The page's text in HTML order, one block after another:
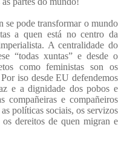
se pode transformar o mundo
a quen está no centro da
A centralidade do
“todas xuntas” e desde o
como feministas son os
iso desde EU defendemos
e a dignidade dos pobos e
compañeiras e compañeiros
políticas sociais, os servizos
dereitos de quen migran e